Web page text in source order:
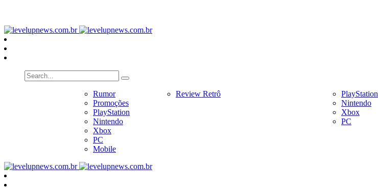
Rumor
Promoções
PlayStation
Nintendo
Xbox
PC
Mobile
Review Retrô
PlayStation
Nintendo
Xbox
PC